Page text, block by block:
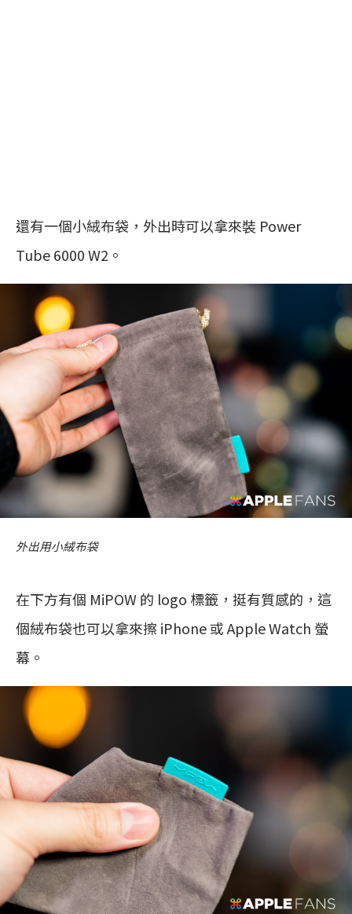
還有一個小絨布袋，外出時可以拿來裝 Power
Tube 6000 W2。
外出用小絨布袋
在下方有個 MiPOW 的 logo 標籤，挺有質感的，這
個絨布袋也可以拿來擦 iPhone 或 Apple Watch 螢
幕。